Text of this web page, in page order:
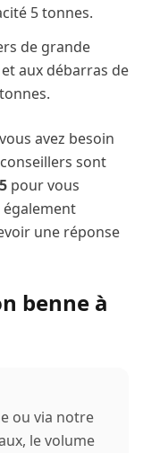
5 tonnes.
de grande
aux débarras de
avez besoin
sont
pour vous
une réponse
benne à
ou via notre
le volume